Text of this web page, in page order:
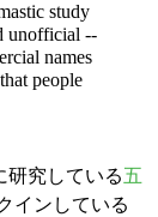
study
unofficial --
names
people
研究している五
インしている